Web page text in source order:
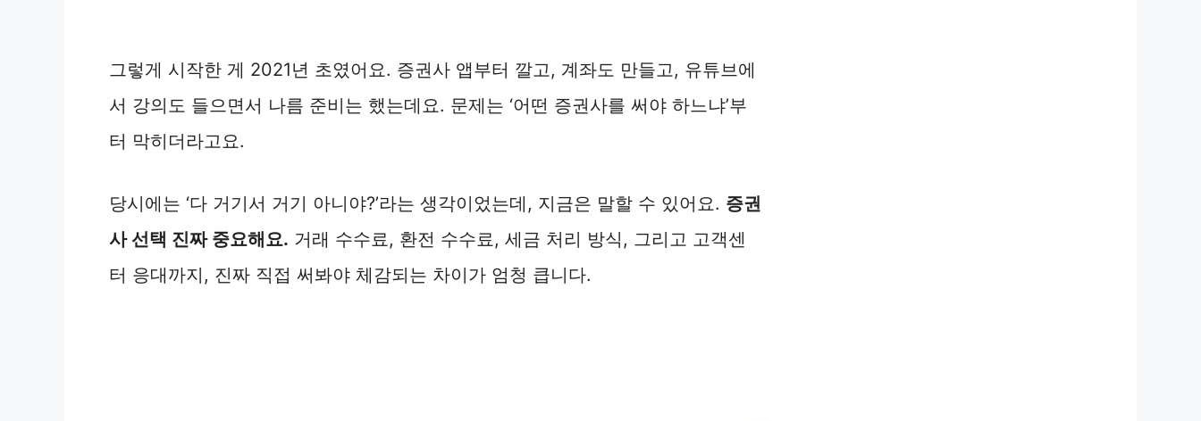
그렇게 시작한 게 2021년 초였어요. 증권사 앱부터 깔고, 계좌도 만들고, 유튜브에
서 강의도 들으면서 나름 준비는 했는데요. 문제는 ‘어떤 증권사를 써야 하느냐’부
터 막히더라고요.
당시에는 ‘다 거기서 거기 아니야?’라는 생각이었는데, 지금은 말할 수 있어요. 증권
사 선택 진짜 중요해요. 거래 수수료, 환전 수수료, 세금 처리 방식, 그리고 고객센
터 응대까지, 진짜 직접 써봐야 체감되는 차이가 엄청 큽니다.